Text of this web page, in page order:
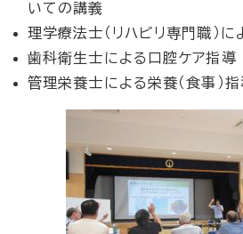
いての講義
理学療法士（リハビリ専門職）
歯科衛生士による口腔ケア指導
管理栄養士による栄養（食事）指